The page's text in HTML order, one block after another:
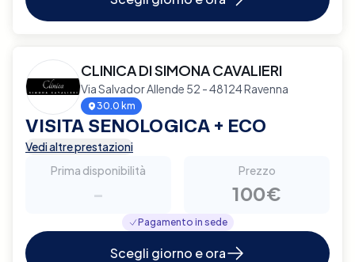
CLINICA DI SIMONA CAVALIERI
Via Salvador Allende 52 - 48124 Ravenna
30.0 km
VISITA SENOLOGICA + ECO
Vedi altre prestazioni
Prima disponibilità
-
Prezzo
100€
Pagamento in sede
Scegli giorno e ora